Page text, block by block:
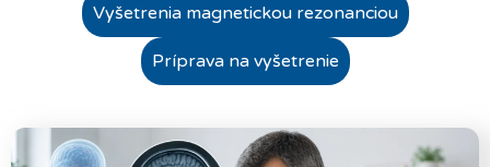
Vyšetrenia magnetickou rezonanciou
Príprava na vyšetrenie